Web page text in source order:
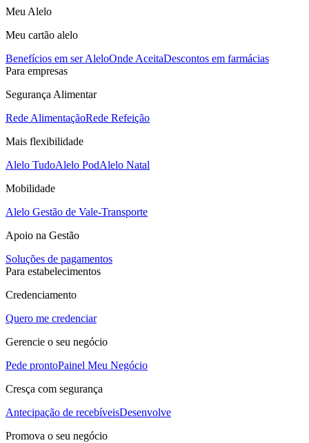
Meu Alelo
Meu cartão alelo
Benefícios em ser AleloOnde AceitaDescontos em farmácias
Para empresas
Segurança Alimentar
Rede AlimentaçãoRede Refeição
Mais flexibilidade
Alelo TudoAlelo PodAlelo Natal
Mobilidade
Alelo Gestão de Vale-Transporte
Apoio na Gestão
Soluções de pagamentos
Para estabelecimentos
Credenciamento
Quero me credenciar
Gerencie o seu negócio
Pede prontoPainel Meu Negócio
Cresça com segurança
Antecipação de recebíveisDesenvolve
Promova o seu negócio